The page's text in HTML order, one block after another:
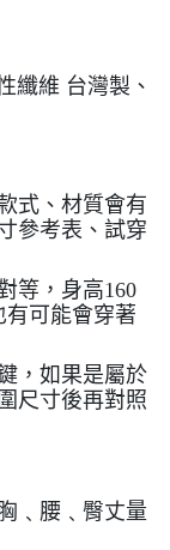
纖維 台灣製、
式、材質會有
參考表、試穿
等，身高160
有可能會穿著
，如果是屬於
尺寸後再對照
﹑腰﹑臀丈量